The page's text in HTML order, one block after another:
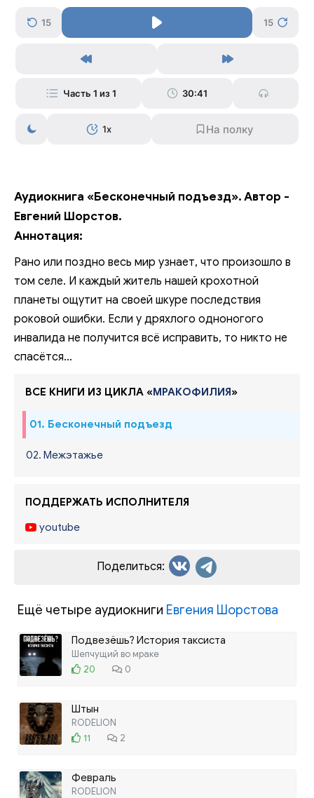
15 15
Часть 1 из 1 30:41
1x
Аудиокнига «Бесконечный подъезд». Автор -
Евгений Шорстов.
Аннотация:
Рано или поздно весь мир узнает, что произошло в
том селе. И каждый житель нашей крохотной
планеты ощутит на своей шкуре последствия
роковой ошибки. Если у дряхлого одноногого
инвалида не получится всё исправить, то никто не
спасётся…
ВСЕ КНИГИ ИЗ ЦИКЛА «МРАКОФИЛИЯ»
01. Бесконечный подъезд
02. Межэтажье
ПОДДЕРЖАТЬ ИСПОЛНИТЕЛЯ
youtube
Поделиться:
Ещё четыре аудиокниги Евгения Шорстова
Подвезёшь? История таксиста
Шепчущий во мраке
20
0
Штын
RODELION
11
2
Февраль
RODELION